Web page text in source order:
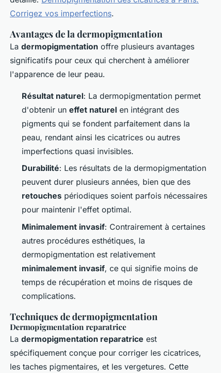
Corrigez vos imperfections.
Avantages de la dermopigmentation
La dermopigmentation offre plusieurs avantages
significatifs pour ceux qui cherchent à améliorer
l'apparence de leur peau.
Résultat naturel: La dermopigmentation permet
d'obtenir un effet naturel en intégrant des
pigments qui se fondent parfaitement dans la
peau, rendant ainsi les cicatrices ou autres
imperfections quasi invisibles.
Durabilité: Les résultats de la dermopigmentation
peuvent durer plusieurs années, bien que des
retouches périodiques soient parfois nécessaires
pour maintenir l'effet optimal.
Minimalement invasif: Contrairement à certaines
autres procédures esthétiques, la
dermopigmentation est relativement
minimalement invasif, ce qui signifie moins de
temps de récupération et moins de risques de
complications.
Techniques de dermopigmentation
Dermopigmentation reparatrice
La dermopigmentation reparatrice est
spécifiquement conçue pour corriger les cicatrices,
les taches pigmentaires, et les vergetures. Cette